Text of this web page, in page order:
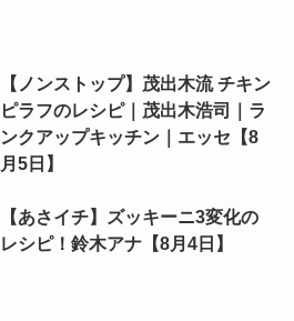
【ノンストップ】茂出木流 チキン
ピラフのレシピ｜茂出木浩司｜ラ
ンクアップキッチン｜エッセ【8
月5日】
【あさイチ】ズッキーニ3変化の
レシピ！鈴木アナ【8月4日】